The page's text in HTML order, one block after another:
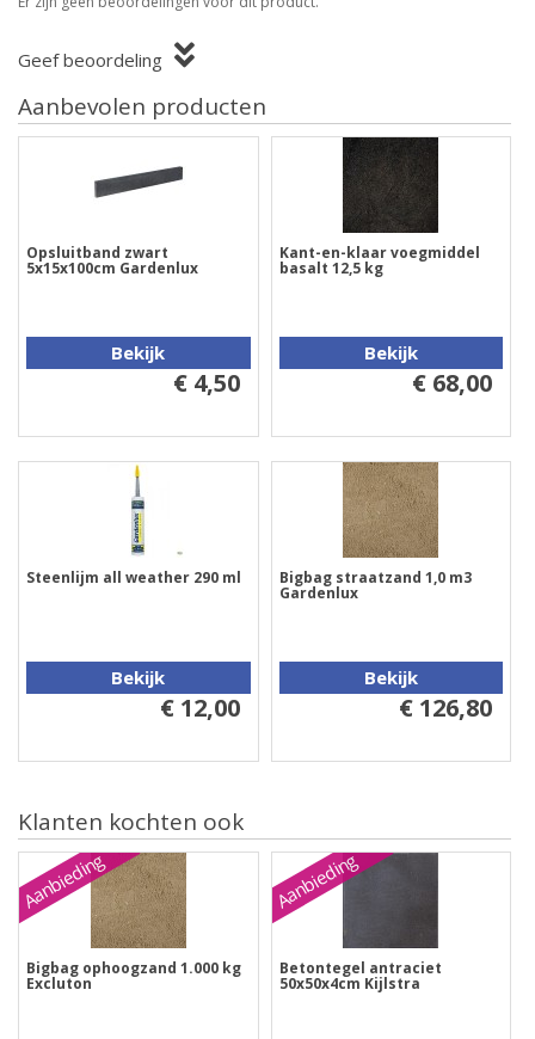
Geef beoordeling
Aanbevolen producten
Opsluitband zwart
5x15x100cm Gardenlux
Bekijk
€ 4,50
Kant-en-klaar voegmiddel
basalt 12,5 kg
Bekijk
€ 68,00
Steenlijm all weather 290 ml
Bekijk
€ 12,00
Bigbag straatzand 1,0 m3
Gardenlux
Bekijk
€ 126,80
Klanten kochten ook
Aanbieding
Bigbag ophoogzand 1.000 kg
Excluton
Aanbieding
Betontegel antraciet
50x50x4cm Kijlstra